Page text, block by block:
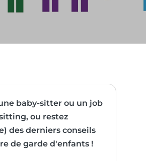
baby-sitter ou un job
ou restez
des derniers conseils
de garde d'enfants !